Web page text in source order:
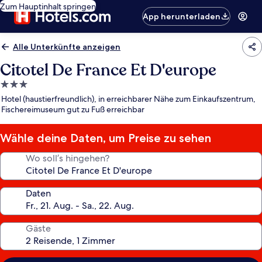
Zum Hauptinhalt springen
App herunterladen
Alle Unterkünfte anzeigen
Citotel De France Et D'europe
3.0-
Sterne-
Unterkunft
Hotel (haustierfreundlich), in erreichbarer Nähe zum Einkaufszentrum,
Fischereimuseum gut zu Fuß erreichbar
Wähle deine Daten, um Preise zu sehen
Wo soll’s hingehen?
Daten
Gäste